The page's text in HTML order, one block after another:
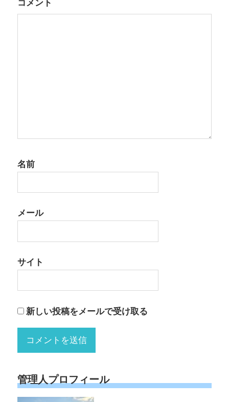
コメント
名前
メール
サイト
新しい投稿をメールで受け取る
管理人プロフィール